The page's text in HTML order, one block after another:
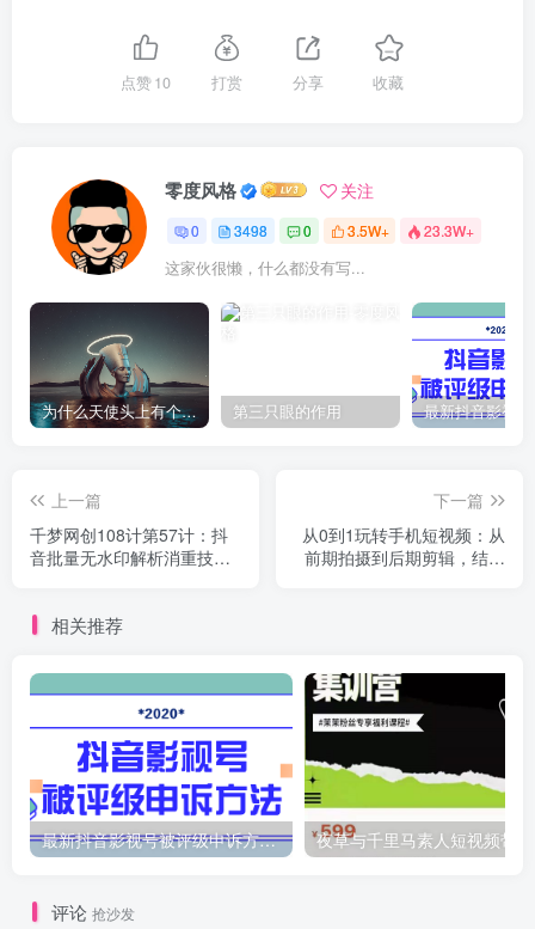
点赞10 打赏 分享 收藏
零度风格 关注
0 3498 0 3.5W+ 23.3W+
这家伙很懒，什么都没有写...
为什么天使头上有个圈？ 第三只眼的作用
上一篇
千梦网创108计第57计：抖
音批量无水印解析消重技
下一篇
从0到1玩转手机短视频：从
前期拍摄到后期剪辑，结合
相关推荐
最新抖音影视号被评级申诉方法视频教程
评论 抢沙发